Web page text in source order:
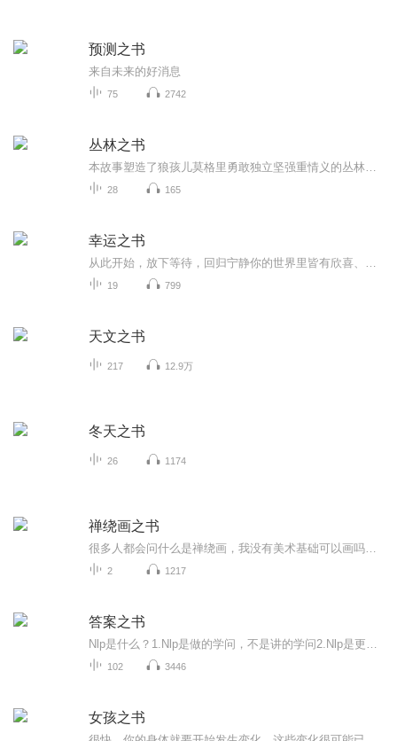
预测之书
来自未来的好消息
75 2742
丛林之书
28 165
幸运之书
19 799
天文之书
217 12.9万
冬天之书
26 1174
禅绕画之书
2 1217
答案之书
102 3446
女孩之书